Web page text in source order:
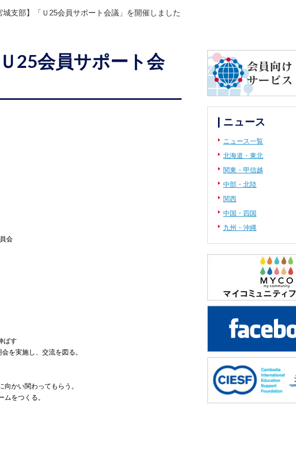
城支部】「Ｕ25会員サポート会議」を開催しました
25会員サポート会
会
ばす
会を実施し、交流を図る。
かい関わってもらう。
ムをつくる。
ニュース
ニュース一覧
北海道・東北
関東・甲信越
中部・北陸
関西
中国・四国
九州・沖縄